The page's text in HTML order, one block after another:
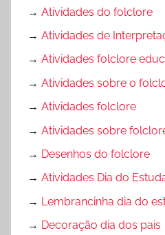
→ Atividades do folclore
→ Atividades de
→ Atividades folclore
→ Atividades sobre o
→ Atividades folclore
→ Atividades sobre
→ Desenhos do folclore
→ Atividades Dia do
→ Lembrancinha dia do
→ Decoração dia dos pais